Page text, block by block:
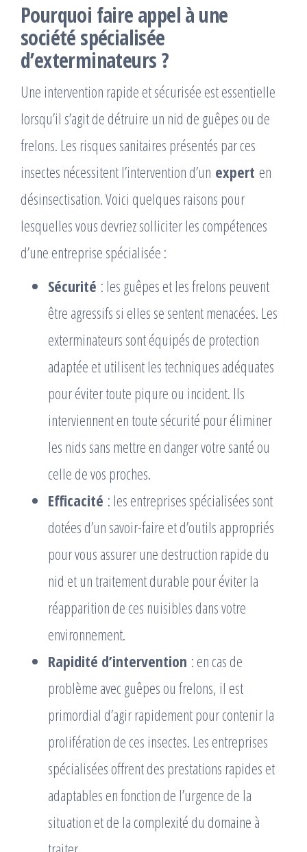
Pourquoi faire appel à une
société spécialisée
d’exterminateurs ?
Une intervention rapide et sécurisée est essentielle
lorsqu’il s’agit de détruire un nid de guêpes ou de
frelons. Les risques sanitaires présentés par ces
insectes nécessitent l’intervention d’un expert en
désinsectisation. Voici quelques raisons pour
lesquelles vous devriez solliciter les compétences
d’une entreprise spécialisée :
Sécurité : les guêpes et les frelons peuvent
être agressifs si elles se sentent menacées. Les
exterminateurs sont équipés de protection
adaptée et utilisent les techniques adéquates
pour éviter toute piqure ou incident. Ils
interviennent en toute sécurité pour éliminer
les nids sans mettre en danger votre santé ou
celle de vos proches.
Efficacité : les entreprises spécialisées sont
dotées d’un savoir-faire et d’outils appropriés
pour vous assurer une destruction rapide du
nid et un traitement durable pour éviter la
réapparition de ces nuisibles dans votre
environnement.
Rapidité d’intervention : en cas de
problème avec guêpes ou frelons, il est
primordial d’agir rapidement pour contenir la
prolifération de ces insectes. Les entreprises
spécialisées offrent des prestations rapides et
adaptables en fonction de l’urgence de la
situation et de la complexité du domaine à